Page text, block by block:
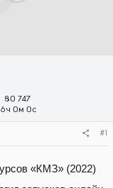
80 747
0м 0с
#1
«КМЗ» (2022)